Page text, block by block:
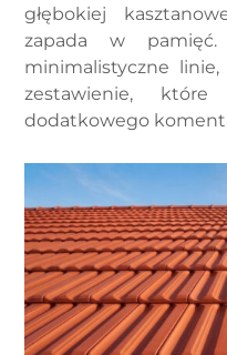
głębokiej
zapada w
minimalistyczne
zestawienie,
dodatkowego